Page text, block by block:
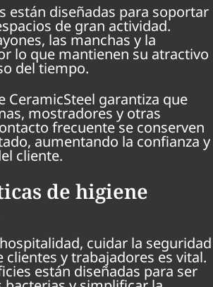
están diseñadas para soportar
de gran actividad.
las manchas y la
lo que mantienen su atractivo
del tiempo.
CeramicSteel garantiza que
mostradores y otras
frecuente se conserven
aumentando la confianza y
cliente.
de higiene
cuidar la seguridad
clientes y trabajadores es vital.
están diseñadas para ser